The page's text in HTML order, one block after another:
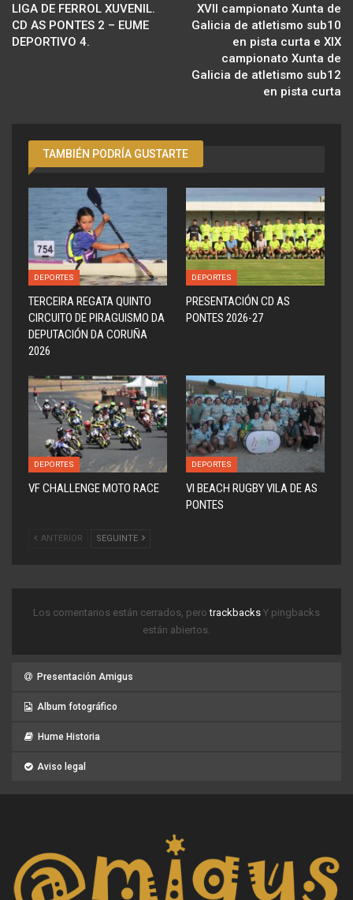
LIGA DE FERROL XUVENIL.
CD AS PONTES 2 – EUME
DEPORTIVO 4.
XVII campionato Xunta de
Galicia de atletismo sub10
en pista curta e XIX
campionato Xunta de
Galicia de atletismo sub12
en pista curta
TAMBIÉN PODRÍA GUSTARTE
DEPORTES
TERCEIRA REGATA QUINTO
CIRCUITO DE PIRAGUISMO DA
DEPUTACIÓN DA CORUÑA
2026
DEPORTES
PRESENTACIÓN CD AS
PONTES 2026-27
DEPORTES
VF CHALLENGE MOTO RACE
DEPORTES
VI BEACH RUGBY VILA DE AS
PONTES
ANTERIOR SEGUINTE
Los comentarios están cerrados, perotrackbacks Y pingbacks
están abiertos.
Presentación Amigus
Album fotográfico
Hume Historia
Aviso legal